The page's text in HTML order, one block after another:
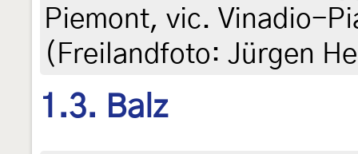
Piemont, vic. Vinadio-
(Freilandfoto: Jürgen
1.3. Balz